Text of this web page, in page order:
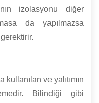
izolasyonu diğer
da yapılmazsa
kullanılan ve yalıtımın
Bilindiği gibi